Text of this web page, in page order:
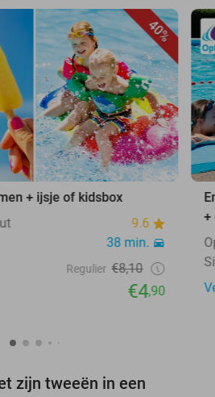
40%
+ ijsje of kidsbox
9.6
38 min.
Regulier €8,10
€4,90
+
zijn tweeën in een